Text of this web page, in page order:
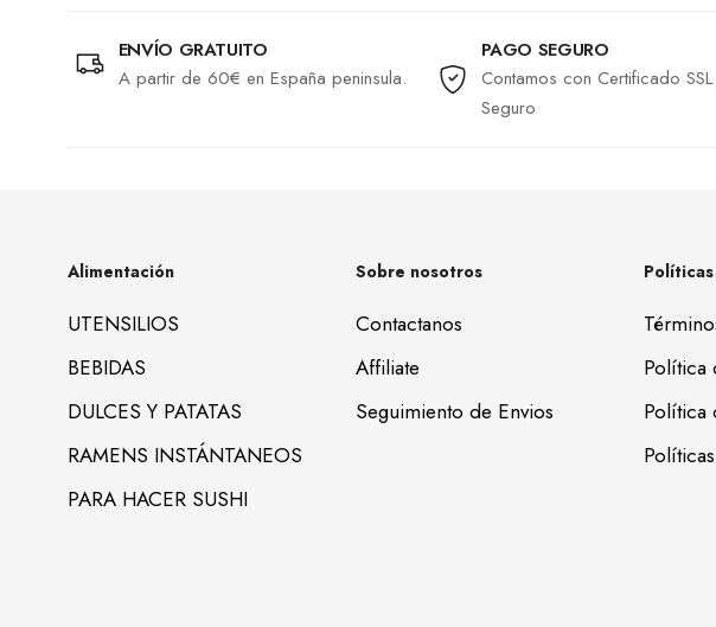
ENVÍO GRATUITO
A partir de 60€ en España peninsula.
PAGO SEGURO
Contamos con Certificado
Seguro
Alimentación
UTENSILIOS
BEBIDAS
DULCES Y PATATAS
RAMENS INSTÁNTANEOS
PARA HACER SUSHI
Sobre nosotros
Contactanos
Affiliate
Seguimiento de Envios
Políticas
Política
Política